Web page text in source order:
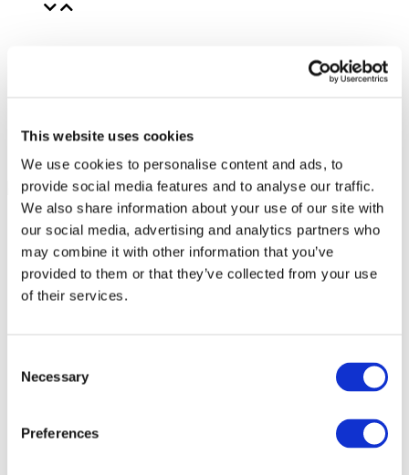
This website uses cookies
We use cookies to personalise content and ads, to
provide social media features and to analyse our traffic.
We also share information about your use of our site with
our social media, advertising and analytics partners who
may combine it with other information that you’ve
provided to them or that they’ve collected from your use
of their services.
Selection
Necessary
Preferences